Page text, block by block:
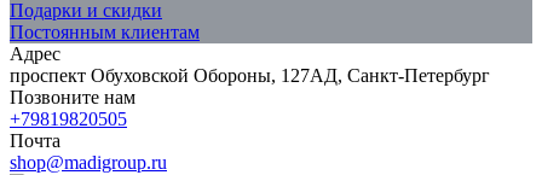
Подарки и скидки
Постоянным клиентам
Адрес
проспект Обуховской Обороны, 127АД, Санкт-Петербург
Позвоните нам
+79819820505
Почта
shop@madigroup.ru